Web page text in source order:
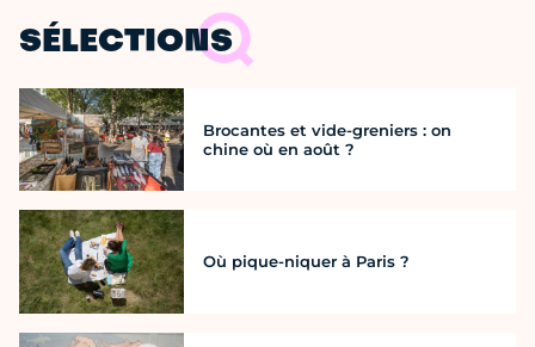
SÉLECTIONS
Brocantes et vide-greniers : on
chine où en août ?
Où pique-niquer à Paris ?